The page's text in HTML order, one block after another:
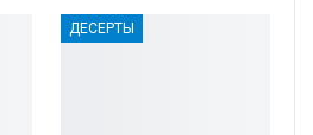
ДЕСЕРТЫ